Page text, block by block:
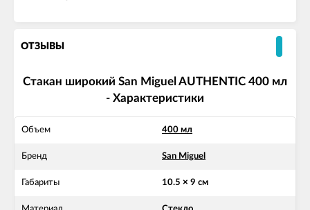
ОТЗЫВЫ
Стакан широкий San Miguel AUTHENTIC 400 мл
- Характеристики
Объем 400 мл
Бренд San Miguel
Габариты 10.5 × 9 см